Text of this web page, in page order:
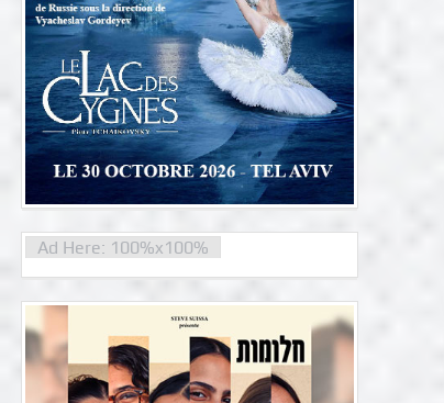
Ad Here: 100%x100%